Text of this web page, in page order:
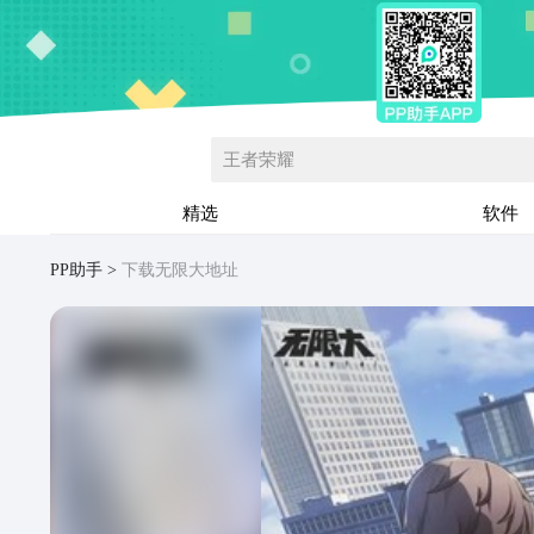
王者荣耀
精选 软件
PP助手 下载无限大地址